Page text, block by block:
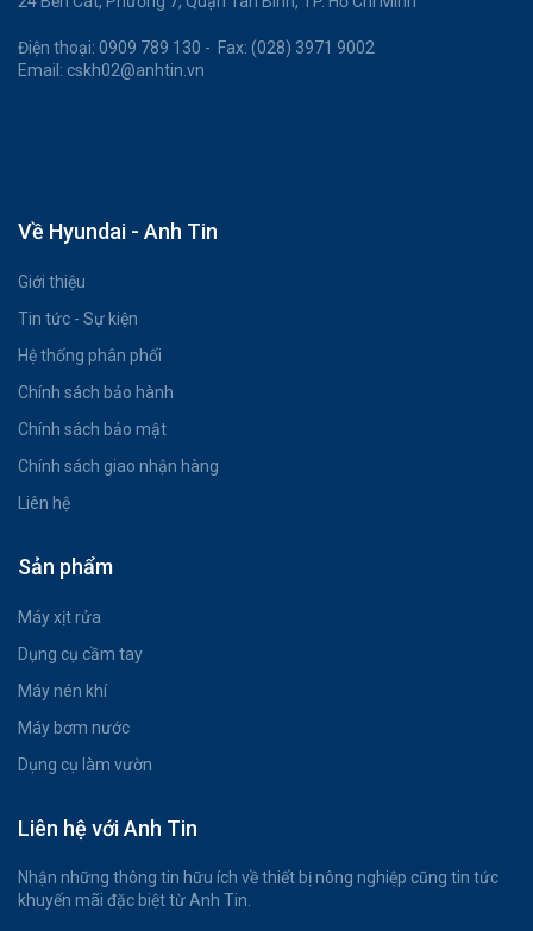
Điện thoại: 0909 789 130 - Fax: (028) 3971 9002
Email: cskh02@anhtin.vn
Về Hyundai - Anh Tin
Giới thiệu
Tin tức - Sự kiện
Hệ thống phân phối
Chính sách bảo hành
Chính sách bảo mật
Chính sách giao nhận hàng
Liên hệ
Sản phẩm
Máy xịt rửa
Dụng cụ cầm tay
Máy nén khí
Máy bơm nước
Dụng cụ làm vườn
Liên hệ với Anh Tin
Nhận những thông tin hữu ích về thiết bị nông nghiệp cũng tin tức
khuyến mãi đặc biệt từ Anh Tin.